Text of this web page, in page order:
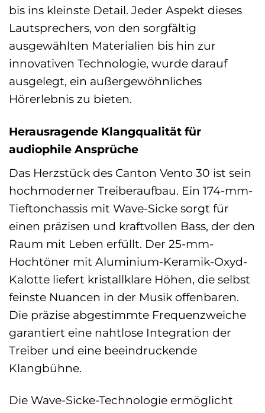
bis ins kleinste Detail. Jeder Aspekt dieses
Lautsprechers, von den sorgfältig
ausgewählten Materialien bis hin zur
innovativen Technologie, wurde darauf
ausgelegt, ein außergewöhnliches
Hörerlebnis zu bieten.
Herausragende Klangqualität für
audiophile Ansprüche
Das Herzstück des Canton Vento 30 ist sein
hochmoderner Treiberaufbau. Ein 174-mm-
Tieftonchassis mit Wave-Sicke sorgt für
einen präzisen und kraftvollen Bass, der den
Raum mit Leben erfüllt. Der 25-mm-
Hochtöner mit Aluminium-Keramik-Oxyd-
Kalotte liefert kristallklare Höhen, die selbst
feinste Nuancen in der Musik offenbaren.
Die präzise abgestimmte Frequenzweiche
garantiert eine nahtlose Integration der
Treiber und eine beeindruckende
Klangbühne.
Die Wave-Sicke-Technologie ermöglicht